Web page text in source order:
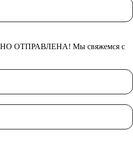
ОТПРАВЛЕНА! Мы свяжемся с